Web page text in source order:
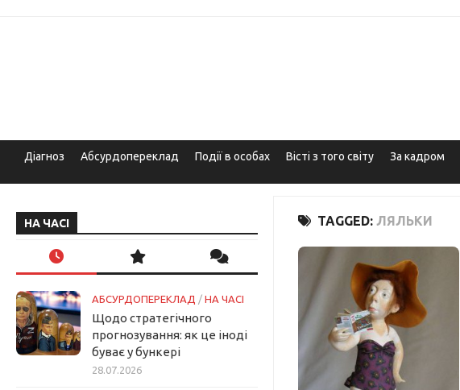
Діагноз Абсурдопереклад Події в особах Вісті з того світу За кадром
TAGGED: ЛЯЛЬКИ
НА ЧАСІ
АБСУРДОПЕРЕКЛАД / НА ЧАСІ
Щодо стратегічного
прогнозування: як це іноді
буває у бункері
28.07.2026